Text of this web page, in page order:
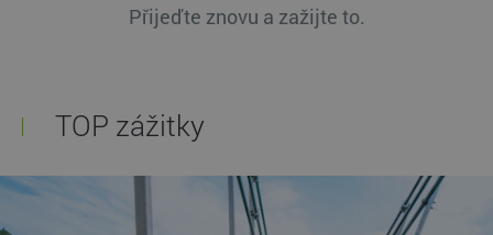
Přijeďte znovu a zažijte to.
TOP zážitky